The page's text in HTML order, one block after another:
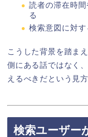
読者の滞在時
る
検索意図に対
こうした背景を踏ま
側にある話ではなく
えるべきだという見
検索ユーザー